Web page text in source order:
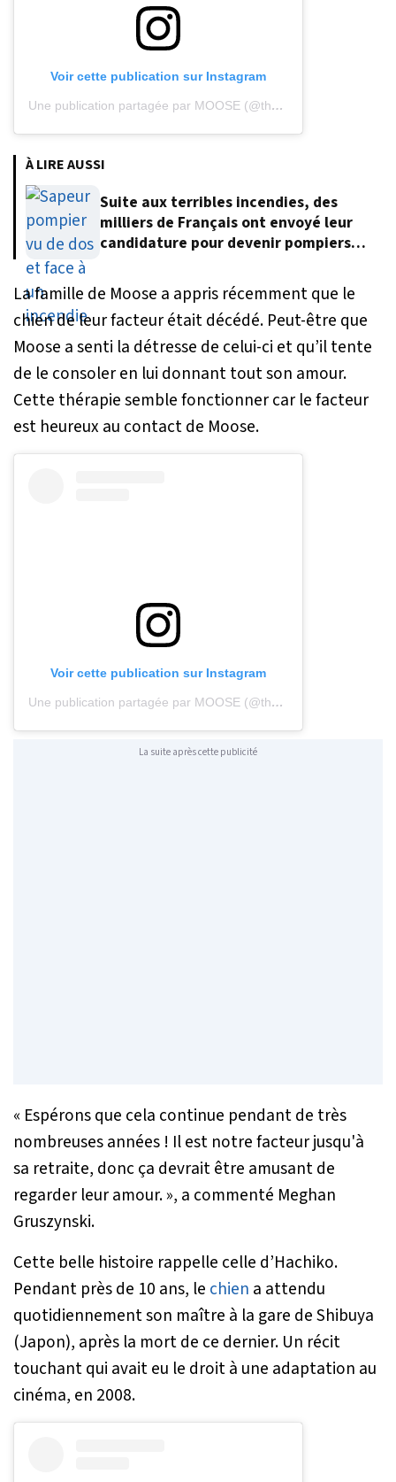
Voir cette publication sur Instagram
Une publication partagée par MOOSE (@the.life.of.moose)
À LIRE AUSSI
Suite aux terribles incendies, des
milliers de Français ont envoyé leur
candidature pour devenir pompiers
La famille de Moose a appris récemment que le
chien de leur facteur était décédé. Peut-être que
Moose a senti la détresse de celui-ci et qu’il tente
de le consoler en lui donnant tout son amour.
Cette thérapie semble fonctionner car le facteur
est heureux au contact de Moose.
Voir cette publication sur Instagram
Une publication partagée par MOOSE (@the.life.of.moose)
La suite après cette publicité
« Espérons que cela continue pendant de très
nombreuses années ! Il est notre facteur jusqu'à
sa retraite, donc ça devrait être amusant de
regarder leur amour.», a commenté Meghan
Gruszynski.
Cette belle histoire rappelle celle d’Hachiko.
Pendant près de 10 ans, le chien a attendu
quotidiennement son maître à la gare de Shibuya
(Japon), après la mort de ce dernier. Un récit
touchant qui avait eu le droit à une adaptation au
cinéma, en 2008.